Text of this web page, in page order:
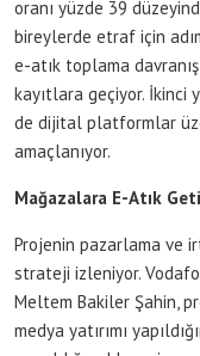
oranı yüzde 39
bireylerde etraf için
e-atık toplama
kayıtlara geçiyor. İkinci
de dijital platformlar
amaçlanıyor.
Mağazalara E-Atık
Projenin pazarlama ve
strateji izleniyor.
Meltem Bakiler Şahin,
medya yatırımı